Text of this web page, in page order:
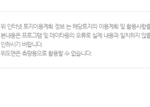
위 인터넷 토지이용계획 정보 는 해당토지의 이용계획 및 활용사
본내용은 프로그램 및 데이타등의 오류로 실제 내용과 일치하지
인하시기 바랍니다.
위도면은 측량용으로 활용할 수 없습니다.